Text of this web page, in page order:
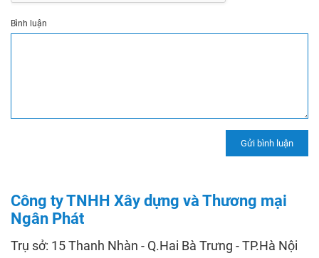
Bình luận
Công ty TNHH Xây dựng và Thương mại
Ngân Phát
Trụ sở: 15 Thanh Nhàn - Q.Hai Bà Trưng - TP.Hà Nội